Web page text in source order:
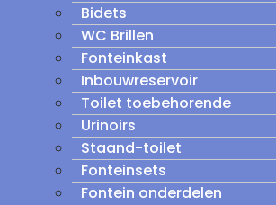
Bidets
WC Brillen
Fonteinkast
Inbouwreservoir
Toilet toebehorende
Urinoirs
Staand-toilet
Fonteinsets
Fontein onderdelen